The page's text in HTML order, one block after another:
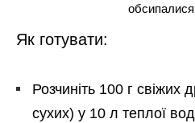
обсипалися
Як готувати:
Розчиніть 100 г свіжих
сухих) у 10 л теплої